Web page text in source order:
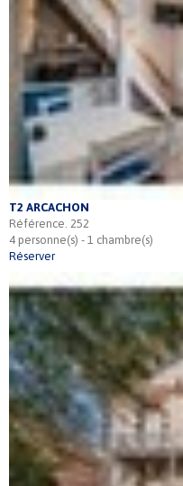
T2 ARCACHON
Référence. 252
4 personne(s) - 1 chambre(s)
Réserver